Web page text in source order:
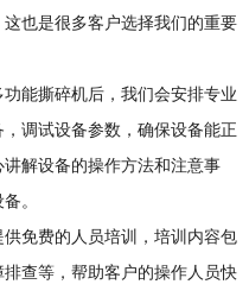
也是很多客户选择我们的重要
能撕碎机后，我们会安排专业
调试设备参数，确保设备能正
解设备的操作方法和注意事
。
免费的人员培训，培训内容包
查等，帮助客户的操作人员快